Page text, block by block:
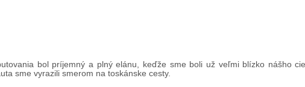
bol príjemný a plný elánu, keďže sme boli už veľmi blízko nášho
sme vyrazili smerom na toskánske cesty.